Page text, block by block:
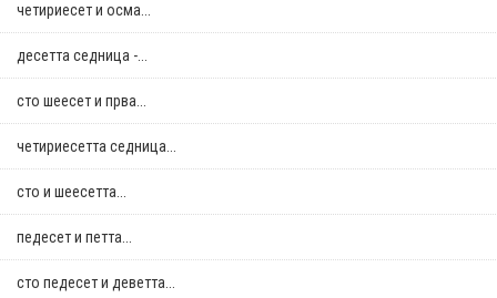
четириесет и осма...
десетта седница -...
сто шеесет и прва...
четириесетта седница...
сто и шеесетта...
педесет и петта...
сто педесет и деветта...